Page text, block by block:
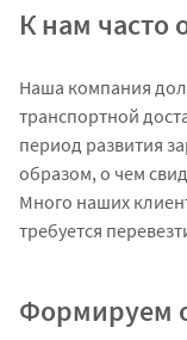
К нам часто
Наша компания
транспортной
период развития
образом, о чем
Много наших
требуется
Формируем